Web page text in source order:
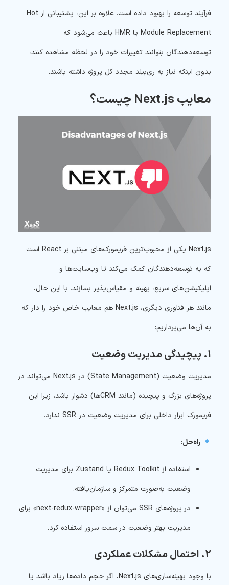
فرآیند توسعه را بهبود داده است. علاوه بر این، پشتیبانی از Hot
Module Replacement یا HMR باعث می‌شود که
توسعه‌دهندگان بتوانند تغییرات خود را در لحظه مشاهده کنند،
بدون اینکه نیاز به ری‌بیلد مجدد کل پروژه داشته باشند.
معایب Next.js چیست؟
Next.js یکی از محبوب‌ترین فریمورک‌های مبتنی بر React است
که به توسعه‌دهندگان کمک می‌کند تا وب‌سایت‌ها و
اپلیکیشن‌های سریع، بهینه و مقیاس‌پذیر بسازند. با این حال،
مانند هر فناوری دیگری، Next.js هم معایب خاص خود را دار که
به آن‌ها می‌پردازیم:
۱. پیچیدگی مدیریت وضعیت
مدیریت وضعیت (State Management) در Next.js می‌تواند در
پروژه‌های بزرگ و پیچیده (مانند CRMها) دشوار باشد، زیرا این
فریمورک ابزار داخلی برای مدیریت وضعیت در SSR ندارد.
راه‌حل:
استفاده از Redux Toolkit یا Zustand برای مدیریت
وضعیت به‌صورت متمرکز و سازمان‌یافته.
در پروژه‌های SSR می‌توان از «next-redux-wrapper» برای
مدیریت بهتر وضعیت در سمت سرور استفاده کرد.
۲. احتمال مشکلات عملکردی
با وجود بهینه‌سازی‌های Next.js، اگر حجم داده‌ها زیاد باشد یا